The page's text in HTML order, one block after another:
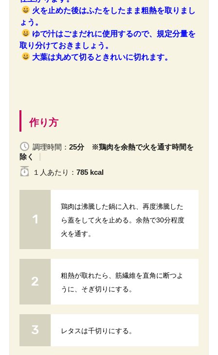
火を止めた後はふたをしたまま粗熱を取りまし
ょう。
ゆで汁はごまだれに使用するので、規定分量を
取り分けておきましょう。
大葉は丸めて切るときれいに切れます。
作り方
調理時間： 25分 ※鶏肉を余熱で火を通す時間を
除く
１人 あたり ： 785 kcal
鶏肉は沸騰した鍋に入れ、再度沸騰した
ら蓋をして火を止める。余熱で30分程度
火を通す。
粗熱が取れたら、筋繊維を直角に断つよ
うに、そぎ切りにする。
レタスは千切りにする。